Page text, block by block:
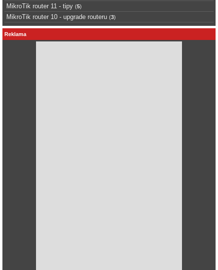
MikroTik router 11 - tipy (5)
MikroTik router 10 - upgrade routeru (3)
Reklama